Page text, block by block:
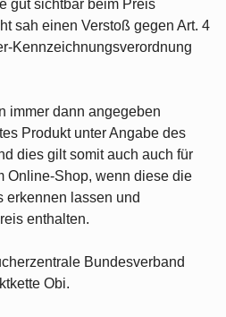
gut sichtbar beim Preis
sah einen Verstoß gegen Art. 4
Kennzeichnungsverordnung
immer dann angegeben
Produkt unter Angabe des
dies gilt somit auch auch für
Online-Shop, wenn diese die
erkennen lassen und
enthalten.
Bundesverband
Obi.